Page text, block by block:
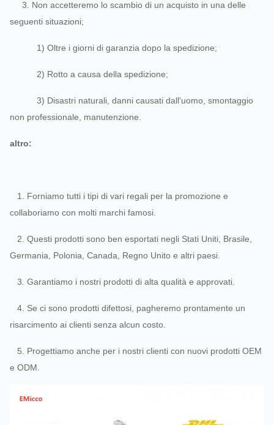
3. Non accetteremo lo scambio di un acquisto in una delle
seguenti situazioni;
1) Oltre i giorni di garanzia dopo la spedizione;
2) Rotto a causa della spedizione;
3) Disastri naturali, danni causati dall'uomo, smontaggio
non professionale, manutenzione.
altro:
1. Forniamo tutti i tipi di vari regali per la promozione e
collaboriamo con molti marchi famosi.
2. Questi prodotti sono ben esportati negli Stati Uniti, Brasile,
Germania, Polonia, Canada, Regno Unito e altri paesi.
3. Garantiamo i nostri prodotti di alta qualità e approvati.
4. Se ci sono prodotti difettosi, pagheremo prontamente un
risarcimento ai clienti senza alcun costo.
5. Progettiamo anche per i nostri clienti con nuovi prodotti OEM
e ODM.